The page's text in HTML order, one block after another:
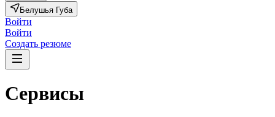
Белушья Губа
Войти
Войти
Создать резюме
Сервисы